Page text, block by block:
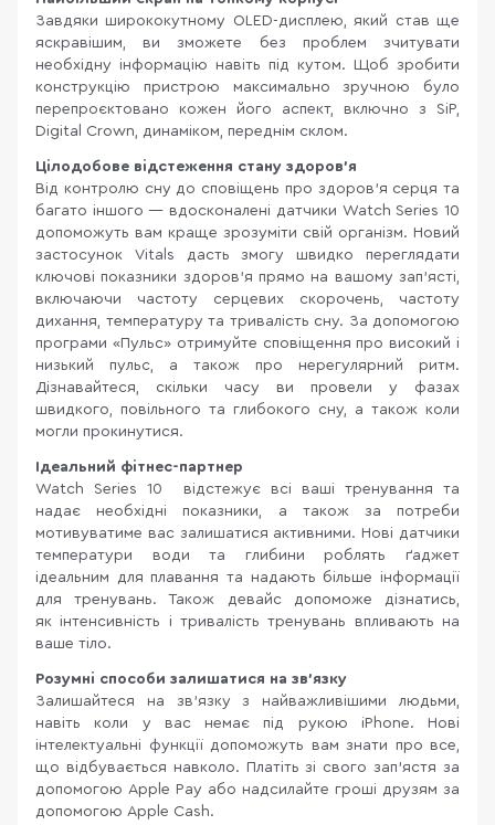
Завдяки ширококутному OLED-дисплею, який став ще
яскравішим, ви зможете без проблем зчитувати
необхідну інформацію навіть під кутом. Щоб зробити
конструкцію пристрою максимально зручною було
перепроєктовано кожен його аспект, включно з SiP,
Digital Crown, динаміком, переднім склом.
Цілодобове відстеження стану здоров’я
Від контролю сну до сповіщень про здоров’я серця та
багато іншого — вдосконалені датчики Watch Series 10
допоможуть вам краще зрозуміти свій організм. Новий
застосунок Vitals дасть змогу швидко переглядати
ключові показники здоров'я прямо на вашому зап'ясті,
включаючи частоту серцевих скорочень, частоту
дихання, температуру та тривалість сну. За допомогою
програми «Пульс» отримуйте сповіщення про високий і
низький пульс, а також про нерегулярний ритм.
Дізнавайтеся, скільки часу ви провели у фазах
швидкого, повільного та глибокого сну, а також коли
могли прокинутися.
Ідеальний фітнес-партнер
Watch Series 10 відстежує всі ваші тренування та
надає необхідні показники, а також за потреби
мотивуватиме вас залишатися активними. Нові датчики
температури води та глибини роблять ґаджет
ідеальним для плавання та надають більше інформації
для тренувань. Також девайс допоможе дізнатись,
як інтенсивність і тривалість тренувань впливають на
ваше тіло.
Розумні способи залишатися на зв'язку
Залишайтеся на зв'язку з найважливішими людьми,
навіть коли у вас немає під рукою iPhone. Нові
інтелектуальні функції допоможуть вам знати про все,
що відбувається навколо. Платіть зі свого зап'ястя за
допомогою Apple Pay або надсилайте гроші друзям за
допомогою Apple Cash.